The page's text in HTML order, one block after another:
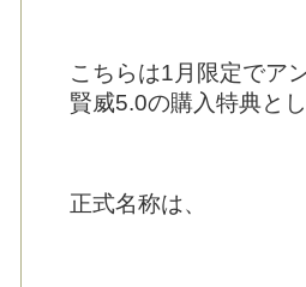
こちらは1月限定でア
賢威5.0の購入特典と
正式名称は、